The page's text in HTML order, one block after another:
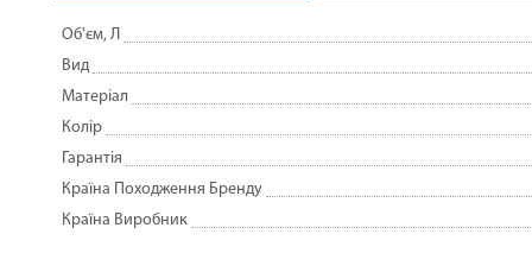
Об'єм, Л
Вид
Матеріал
Колір
Гарантія
Країна Походження Бренду
Країна Виробник